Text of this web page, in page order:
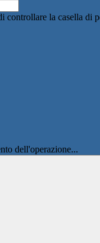
controllare la casella di
dell'operazione...